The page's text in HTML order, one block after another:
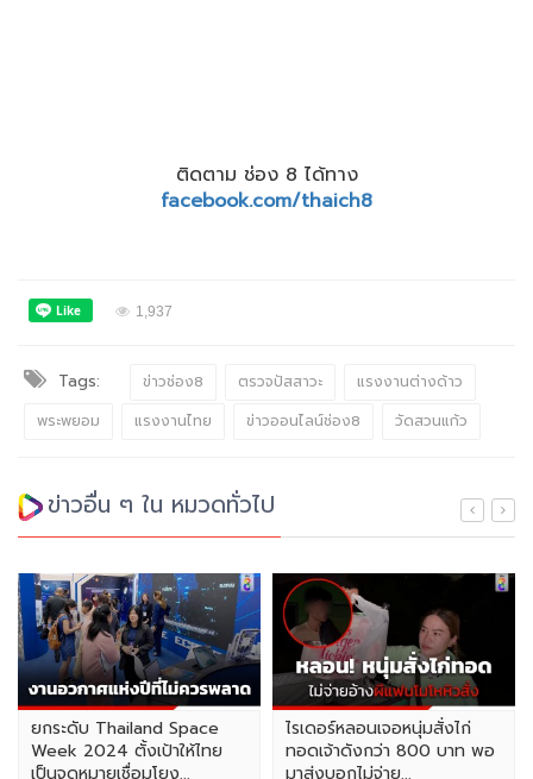
ติดตาม ช่อง 8 ได้ทาง
facebook.com/thaich8
1,937
Tags: ข่าวช่อง8 ตรวจปัสสาวะ
แรงงานต่างด้าว
พระพยอม
แรงงานไทย ข่าวออนไลน์ช่อง8 วัดสวนแก้ว
ข่าวอื่น ๆ ใน หมวดทั่วไป
ยกระดับ Thailand Space
Week 2024 ตั้งเป้าให้ไทย
เป็นจุดหมายเชื่อมโยง...
ไรเดอร์หลอนเจอหนุ่มสั่งไก่
ทอดเจ้าดังกว่า 800 บาท พอ
มาส่งบอกไม่จ่าย...